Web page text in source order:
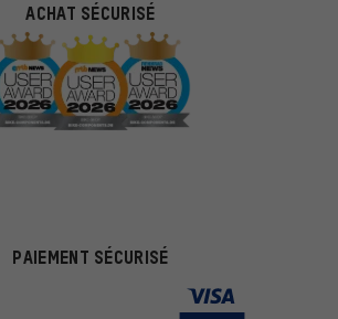
ACHAT SÉCURISÉ
PAIEMENT SÉCURISÉ